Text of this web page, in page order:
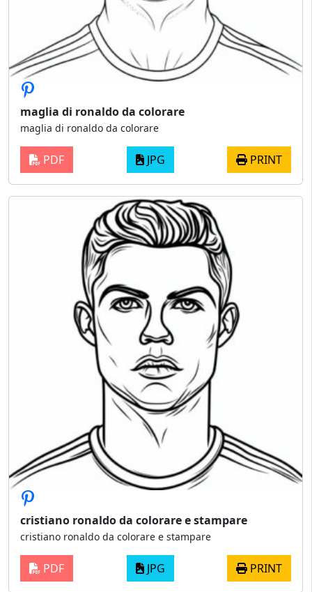
maglia di ronaldo da colorare
maglia di ronaldo da colorare
PDF JPG PRINT
cristiano ronaldo da colorare e stampare
cristiano ronaldo da colorare e stampare
PDF JPG PRINT